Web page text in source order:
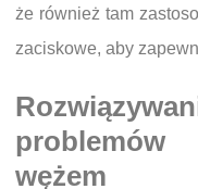
że również tam
zaciskowe, aby
wężem